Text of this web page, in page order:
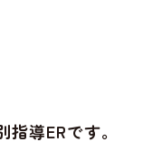
導ERです。